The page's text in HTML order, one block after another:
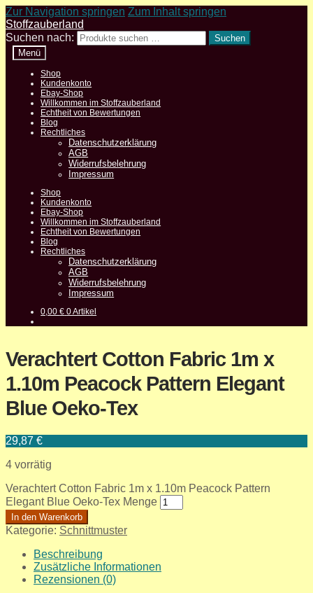
Zur Navigation springen Zum Inhalt springen
Stoffzauberland
Suchen nach:
Suchen
Menü
Shop
Kundenkonto
Ebay-Shop
Willkommen im Stoffzauberland
Echtheit von Bewertungen
Blog
Rechtliches
Datenschutzerklärung
AGB
Widerrufsbelehrung
Impressum
Shop
Kundenkonto
Ebay-Shop
Willkommen im Stoffzauberland
Echtheit von Bewertungen
Blog
Rechtliches
Datenschutzerklärung
AGB
Widerrufsbelehrung
Impressum
0,00€ 0 Artikel
Verachtert Cotton Fabric 1m x
1.10m Peacock Pattern Elegant
Blue Oeko-Tex
29,87 €
4 vorrätig
Verachtert Cotton Fabric 1m x 1.10m Peacock Pattern
Elegant Blue Oeko-Tex Menge
In den Warenkorb
Kategorie: Schnittmuster
Beschreibung
Zusätzliche Informationen
Rezensionen (0)